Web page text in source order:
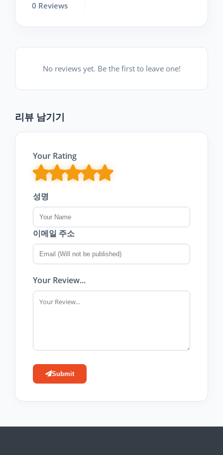
0 Reviews
No reviews yet. Be the first to leave one!
리뷰 남기기
Your Rating
성명
이메일 주소
Your Review...
Submit